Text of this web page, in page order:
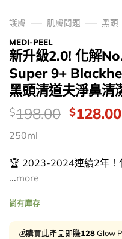
護膚 肌膚問題
黑頭
MEDI-PEEL
新升級2.0! 化解
Super 9+
黑頭清道夫淨鼻清
價
錢：
$198.00 Original
$128.00
250ml
🏆 2023-2024連續2年！
...more
尚有庫存
💰購買此產品即賺128Glow